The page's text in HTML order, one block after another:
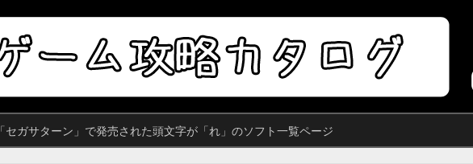
「セガサターン」で発売された頭文字が「れ」のソフト一覧ページ